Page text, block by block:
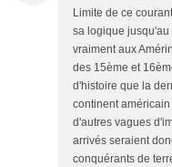
Limite de ce
sa logique
vraiment aux
des 15ème et
d'histoire que la
continent
d'autres vagues
arrivés seraient
conquérants de